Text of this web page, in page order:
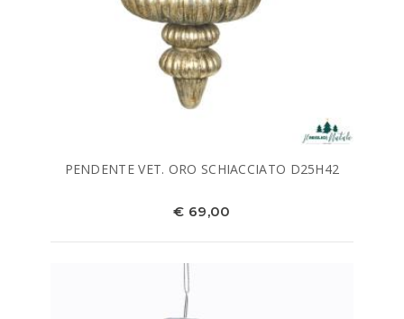
PENDENTE VET. ORO SCHIACCIATO D25H42
€ 69,00